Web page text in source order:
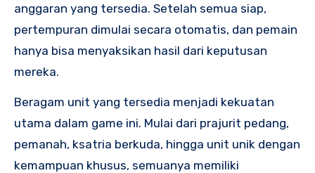
anggaran yang tersedia. Setelah semua siap,
pertempuran dimulai secara otomatis, dan pemain
hanya bisa menyaksikan hasil dari keputusan
mereka.
Beragam unit yang tersedia menjadi kekuatan
utama dalam game ini. Mulai dari prajurit pedang,
pemanah, ksatria berkuda, hingga unit unik dengan
kemampuan khusus, semuanya memiliki